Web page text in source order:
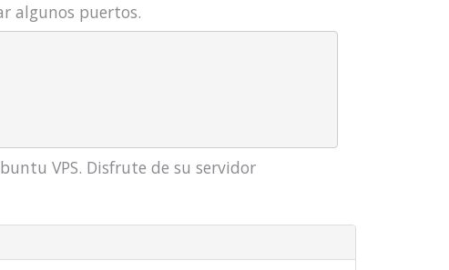
algunos puertos.
VPS. Disfrute de su servidor